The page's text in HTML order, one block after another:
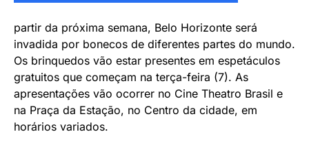
partir da próxima semana, Belo Horizonte será
invadida por bonecos de diferentes partes do mundo.
Os brinquedos vão estar presentes em espetáculos
gratuitos que começam na terça-feira (7). As
apresentações vão ocorrer no Cine Theatro Brasil e
na Praça da Estação, no Centro da cidade, em
horários variados.